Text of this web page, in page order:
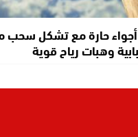
حارة مع تشكل سحب
وهبات رياح قوية